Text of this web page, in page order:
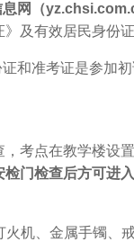
网（
及有效居民身份证
和准考证是参加
考点在教学楼设置
门检查后方可进入
机、金属手镯